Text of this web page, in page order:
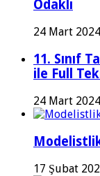
Odaklı
24 Mart 2024
11. Sınıf
ile Full
24 Mart 2024
17 Şubat